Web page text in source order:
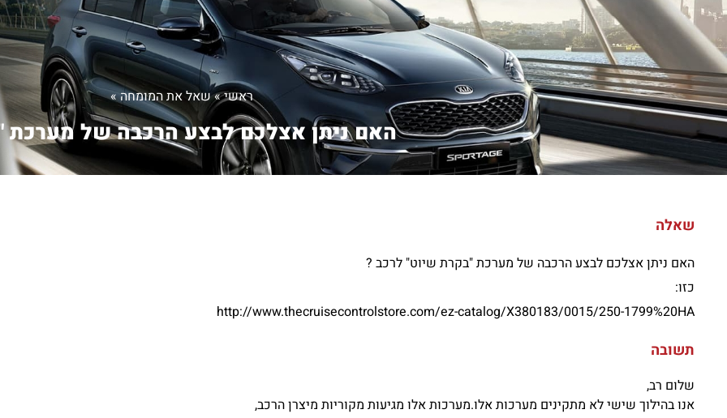
ראשי»שאל את המומחה»
האם ניתן אצלכם לבצע הרכבה של מערכת
שאלה
האם ניתן אצלכם לבצע הרכבה של מערכת "בקרת שיוט" לרכב ?
כזו:
http://www.thecruisecontrolstore.com/ez-catalog/X380183/0015/250-1799%20HA
תשובה
שלום רב,
אנו בהילוך שישי לא מתקינים מערכות אלו.מערכות אלו מגיעות מקוריות מיצרן הרכב,